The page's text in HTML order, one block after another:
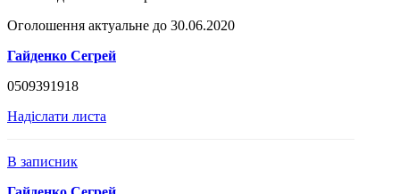
Оголошення актуальне до 30.06.2020
Гайденко Сегрей
0509391918
Надіслати листа
В записник